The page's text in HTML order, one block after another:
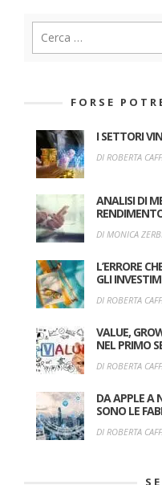
FORSE
I SETTORI
DI ROBERTA
ANALISI DI
DI MONICA
L’ERRORE
GLI
DI ROBERTA
VALUE,
NEL PRIMO
DI ROBERTA
DA APPLE A
SONO LE
DI ROBERTA